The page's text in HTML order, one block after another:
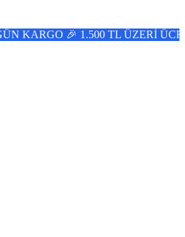
🎉 1.500 TL ÜZERİ ÜCRETSİZ